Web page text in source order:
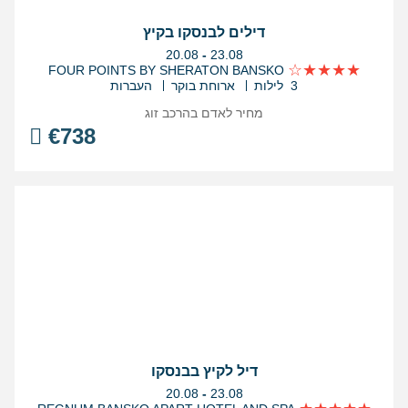
דילים לבנסקו בקיץ
בין
התאריכים,
20.08 - 23.08
FOUR POINTS BY SHERATON BANSKO
3 לילות
ארוחת בוקר העברות
€738
מחיר לאדם בהרכב זוג
דיל לקיץ בבנסקו
בין
20.08 - 23.08